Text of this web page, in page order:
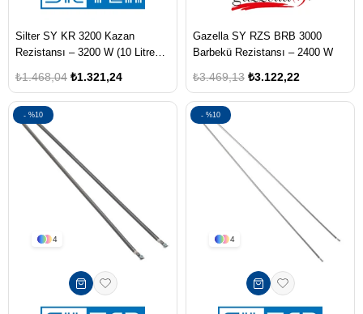
Silter SY KR 3200 Kazan
Rezistansı – 3200 W (10 Litre
₺1.321,24
₺1.468,04
Gazella SY RZS BRB 3000
Barbekü Rezistansı – 2400 W
₺3.122,22
₺3.469,13
4
%10
4
%10